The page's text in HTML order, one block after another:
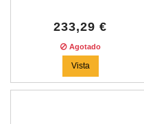
233,29 €
Agotado
Vista